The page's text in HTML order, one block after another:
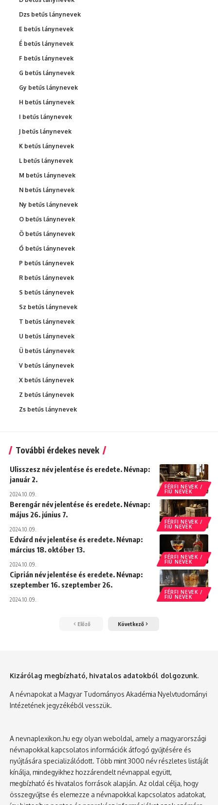
Dzs betűs lánynevek
E betűs lánynevek
É betűs lánynevek
F betűs lánynevek
G betűs lánynevek
Gy betűs lánynevek
H betűs lánynevek
I betűs lánynevek
J betűs lánynevek
K betűs lánynevek
L betűs lánynevek
M betűs lánynevek
N betűs lánynevek
Ny betűs lánynevek
O betűs lánynevek
Ö betűs lánynevek
Ő betűs lánynevek
P betűs lánynevek
R betűs lánynevek
S betűs lánynevek
Sz betűs lánynevek
T betűs lánynevek
U betűs lánynevek
Ü betűs lánynevek
V betűs lánynevek
X betűs lánynevek
Z betűs lánynevek
Zs betűs lánynevek
További érdekes nevek
FÉRFI NEVEK /
FIÚ NEVEK
Ulisszesz név jelentése és eredete. Névnap:
január 2.
2024.10.09.
FÉRFI NEVEK /
FIÚ NEVEK
Berengár név jelentése és eredete. Névnap:
május 26. június 7.
2024.10.09.
FÉRFI NEVEK /
FIÚ NEVEK
Edvárd név jelentése és eredete. Névnap:
március 18. október 13.
2024.10.09.
FÉRFI NEVEK /
FIÚ NEVEK
Ciprián név jelentése és eredete. Névnap:
szeptember 16. szeptember 26.
2024.10.09.
Előző Következő
Kizárólag megbízható, hivatalos adatokból dolgozunk.
A névnapokat a Magyar Tudományos Akadémia Nyelvtudományi
Intézetének jegyzékéből vesszük.
A nevnaplexikon.hu egy olyan weboldal, amely a magyarországi
névnapokkal kapcsolatos információk átfogó gyűjtésére és
nyújtására specializálódott. Több mint 3000 név részletes listáját
kínálja, mindegyikhez hozzárendelt névnappal együtt,
megbízható és hivatalos források alapján. Az oldal célja, hogy
összegyűjtse és elemezze a névnapokkal kapcsolatos adatokat,